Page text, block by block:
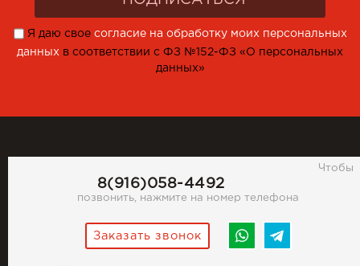
Я даю свое согласие на обработку моих персональных
данных в соответствии с ФЗ №152-ФЗ «О персональных
данных»
8(916)058-4492
Чтобы
позвонить, нажмите на номер телефона
Заказать звонок